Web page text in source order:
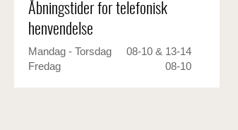
Åbningstider for telefonisk
henvendelse
Mandag - Torsdag
08-10 & 13-14
Fredag
08-10